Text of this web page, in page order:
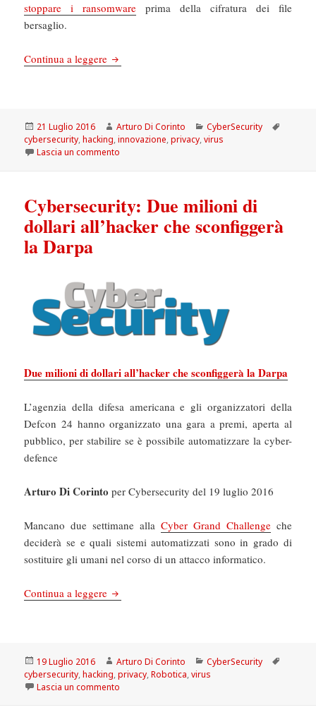
stoppare i ransomware prima della cifratura dei file
bersaglio.
Continua a leggere Cybersecurity: Cryptodrop blocca i
Scritto
il
21 Luglio 2016 Autore
Arturo Di Corinto Categorie
CyberSecurity
cybersecurity,hacking,innovazione,privacy,virus
Lascia un commento
Cybersecurity: Due milioni di
dollari all’hacker che sconfiggerà
la Darpa
Due milioni di dollari all’hacker che sconfiggerà la Darpa
L’agenzia della difesa americana e gli organizzatori della
Defcon 24 hanno organizzato una gara a premi, aperta al
pubblico, per stabilire se è possibile automatizzare la cyber-
defence
Arturo Di Corinto per Cybersecurity del 19 luglio 2016
Mancano due settimane alla Cyber Grand Challengeche
deciderà se e quali sistemi automatizzati sono in grado di
sostituire gli umani nel corso di un attacco informatico.
Continua a leggere Cybersecurity: Due milioni di dollari
Scritto
il
19 Luglio 2016 Autore
Arturo Di Corinto Categorie
CyberSecurity
cybersecurity ,hacking ,privacy ,Robotica ,virus
Lascia un commento